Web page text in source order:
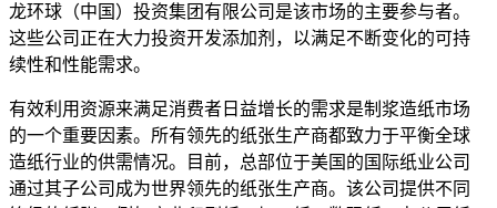
龙环球（中国）投资集团有限公司是该市场的主要参与者。
这些公司正在大力投资开发添加剂，以满足不断变化的可持
续性和性能需求。
有效利用资源来满足消费者日益增长的需求是制浆造纸市场
的一个重要因素。所有领先的纸张生产商都致力于平衡全球
造纸行业的供需情况。目前，总部位于美国的国际纸业公司
通过其子公司成为世界领先的纸张生产商。该公司提供不同